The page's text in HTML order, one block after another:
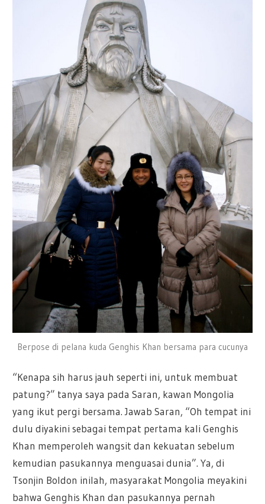
Berpose di pelana kuda Genghis Khan bersama para cucunya
“Kenapa sih harus jauh seperti ini, untuk membuat
patung?” tanya saya pada Saran, kawan Mongolia
yang ikut pergi bersama. Jawab Saran, “Oh tempat ini
dulu diyakini sebagai tempat pertama kali Genghis
Khan memperoleh wangsit dan kekuatan sebelum
kemudian pasukannya menguasai dunia”. Ya, di
Tsonjin Boldon inilah, masyarakat Mongolia meyakini
bahwa Genghis Khan dan pasukannya pernah